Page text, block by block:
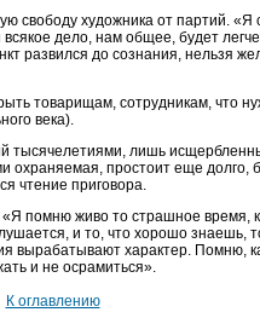
свободу художника от партий. «Я
дело, нам общее, будет
развился до сознания, нельзя
товарищам, сотрудникам, что
века).
лишь
простоит еще долго,
чтение приговора.
помню живо то страшное время,
и то, что хорошо знаешь,
вырабатывают характер. Помню,
и не осрамиться».
К оглавлению